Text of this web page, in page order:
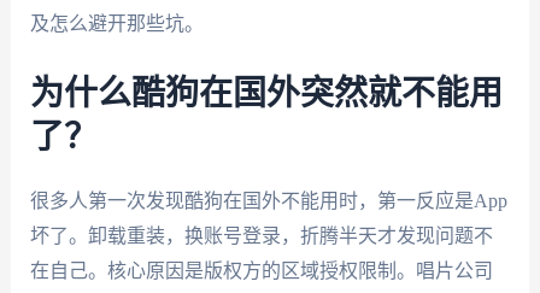
及怎么避开那些坑。
为什么酷狗在国外突然就不能用
了？
很多人第一次发现酷狗在国外不能用时，第一反应是App
坏了。卸载重装，换账号登录，折腾半天才发现问题不
在自己。核心原因是版权方的区域授权限制。唱片公司